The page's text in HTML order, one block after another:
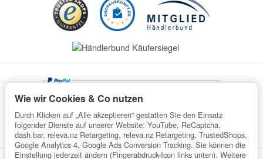
Wie wir Cookies & Co nutzen
Durch Klicken auf „Alle akzeptieren“ gestatten Sie den Einsatz
folgender Dienste auf unserer Website: YouTube, ReCaptcha,
dash.bar, releva.nz Retargeting, releva.nz Retargeting, TrustedShops,
Google Analytics 4, Google Ads Conversion Tracking. Sie können die
Einstellung jederzeit ändern (Fingerabdruck-Icon links unten). Weitere